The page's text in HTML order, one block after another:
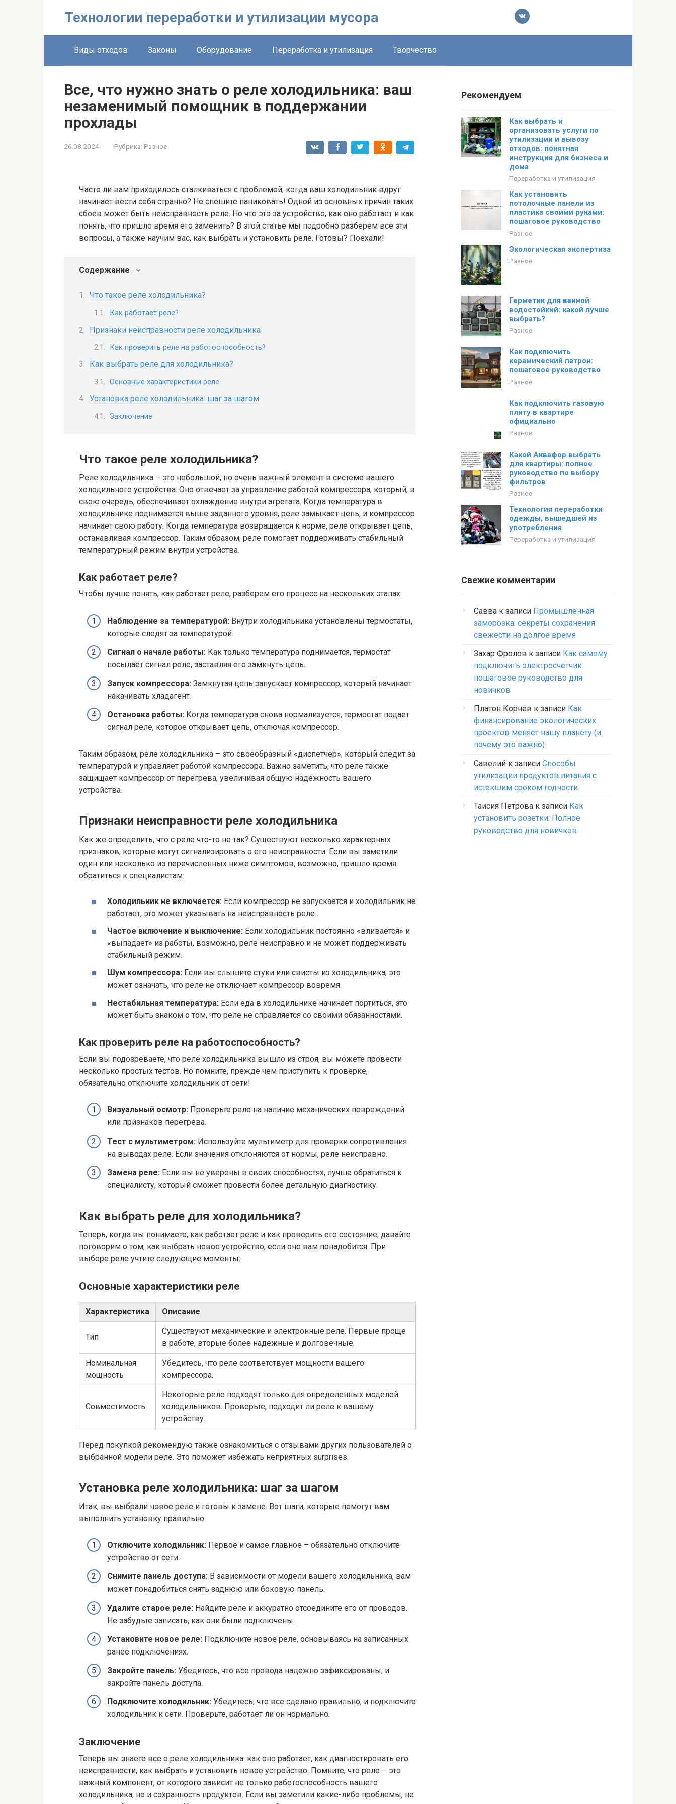
Технологии переработки и утилизации мусора
Виды отходов Законы Оборудование Переработка и утилизация Творчество
Все, что нужно знать о реле холодильника: ваш
незаменимый помощник в поддержании
прохлады
26.08.2024 Рубрика: Разное
Часто ли вам приходилось сталкиваться с проблемой, когда ваш холодильник вдруг
начинает вести себя странно? Не спешите паниковать! Одной из основных причин таких
сбоев может быть неисправность реле. Но что это за устройство, как оно работает и как
понять, что пришло время его заменить? В этой статье мы подробно разберем все эти
вопросы, а также научим вас, как выбрать и установить реле. Готовы? Поехали!
Содержание
Что такое реле холодильника?
Как работает реле?
Признаки неисправности реле холодильника
Как проверить реле на работоспособность?
Как выбрать реле для холодильника?
Основные характеристики реле
Установка реле холодильника: шаг за шагом
Заключение
Что такое реле холодильника?
Реле холодильника – это небольшой, но очень важный элемент в системе вашего
холодильного устройства. Оно отвечает за управление работой компрессора, который, в
свою очередь, обеспечивает охлаждение внутри агрегата. Когда температура в
холодильнике поднимается выше заданного уровня, реле замыкает цепь, и компрессор
начинает свою работу. Когда температура возвращается к норме, реле открывает цепь,
останавливая компрессор. Таким образом, реле помогает поддерживать стабильный
температурный режим внутри устройства.
Как работает реле?
Чтобы лучше понять, как работает реле, разберем его процесс на нескольких этапах:
Наблюдение за температурой: Внутри холодильника установлены термостаты,
которые следят за температурой.
Сигнал о начале работы: Как только температура поднимается, термостат
посылает сигнал реле, заставляя его замкнуть цепь.
Запуск компрессора: Замкнутая цепь запускает компрессор, который начинает
накачивать хладагент.
Остановка работы: Когда температура снова нормализуется, термостат подает
сигнал реле, которое открывает цепь, отключая компрессор.
Таким образом, реле холодильника – это своеобразный «диспетчер», который следит за
температурой и управляет работой компрессора. Важно заметить, что реле также
защищает компрессор от перегрева, увеличивая общую надежность вашего
устройства.
Признаки неисправности реле холодильника
Как же определить, что с реле что-то не так? Существуют несколько характерных
признаков, которые могут сигнализировать о его неисправности. Если вы заметили
один или несколько из перечисленных ниже симптомов, возможно, пришло время
обратиться к специалистам:
Холодильник не включается: Если компрессор не запускается и холодильник не
работает, это может указывать на неисправность реле.
Частое включение и выключение: Если холодильник постоянно «вливается» и
«выпадает» из работы, возможно, реле неисправно и не может поддерживать
стабильный режим.
Шум компрессора: Если вы слышите стуки или свисты из холодильника, это
может означать, что реле не отключает компрессор вовремя.
Нестабильная температура: Если еда в холодильнике начинает портиться, это
может быть знаком о том, что реле не справляется со своими обязанностями.
Как проверить реле на работоспособность?
Если вы подозреваете, что реле холодильника вышло из строя, вы можете провести
несколько простых тестов. Но помните, прежде чем приступить к проверке,
обязательно отключите холодильник от сети!
Визуальный осмотр: Проверьте реле на наличие механических повреждений
или признаков перегрева.
Тест с мультиметром: Используйте мультиметр для проверки сопротивления
на выводах реле. Если значения отклоняются от нормы, реле неисправно.
Замена реле: Если вы не уверены в своих способностях, лучше обратиться к
специалисту, который сможет провести более детальную диагностику.
Как выбрать реле для холодильника?
Теперь, когда вы понимаете, как работает реле и как проверить его состояние, давайте
поговорим о том, как выбрать новое устройство, если оно вам понадобится. При
выборе реле учтите следующие моменты:
Основные характеристики реле
Характеристика Описание
Тип
Существуют механические и электронные реле. Первые проще
в работе, вторые более надежные и долговечные.
Номинальная
мощность
Убедитесь, что реле соответствует мощности вашего
компрессора.
Совместимость
Некоторые реле подходят только для определенных моделей
холодильников. Проверьте, подходит ли реле к вашему
устройству.
Перед покупкой рекомендую также ознакомиться с отзывами других пользователей о
выбранной модели реле. Это поможет избежать неприятных surprises.
Установка реле холодильника: шаг за шагом
Итак, вы выбрали новое реле и готовы к замене. Вот шаги, которые помогут вам
выполнить установку правильно:
Отключите холодильник: Первое и самое главное – обязательно отключите
устройство от сети.
Снимите панель доступа: В зависимости от модели вашего холодильника, вам
может понадобиться снять заднюю или боковую панель.
Удалите старое реле: Найдите реле и аккуратно отсоедините его от проводов.
Не забудьте записать, как они были подключены.
Установите новое реле: Подключите новое реле, основываясь на записанных
ранее подключениях.
Закройте панель: Убедитесь, что все провода надежно зафиксированы, и
закройте панель доступа.
Подключите холодильник: Убедитесь, что все сделано правильно, и подключите
холодильник к сети. Проверьте, работает ли он нормально.
Заключение
Теперь вы знаете все о реле холодильника: как оно работает, как диагностировать его
неисправности, как выбрать и установить новое устройство. Помните, что реле – это
важный компонент, от которого зависит не только работоспособность вашего
холодильника, но и сохранность продуктов. Если вы заметили какие-либо проблемы, не
Рекомендуем
Как выбрать и
организовать услуги по
утилизации и вывозу
отходов: понятная
инструкция для бизнеса и
дома
Переработка и утилизация
Как установить
потолочные панели из
пластика своими руками:
пошаговое руководство
Разное
Экологическая экспертиза
Разное
Герметик для ванной
водостойкий: какой лучше
выбрать?
Разное
Как подключить
керамический патрон:
пошаговое руководство
Разное
Как подключить газовую
плиту в квартире
официально
Разное
Какой Аквафор выбрать
для квартиры: полное
руководство по выбору
фильтров
Разное
Технология переработки
одежды, вышедшей из
употребления
Переработка и утилизация
Свежие комментарии
Савва к записи Промышленная
заморозка: секреты сохранения
свежести на долгое время
Захар Фролов к записи Как самому
подключить электросчетчик:
пошаговое руководство для
новичков
Платон Корнев к записи Как
финансирование экологических
проектов меняет нашу планету (и
почему это важно)
Савелий к записи Способы
утилизации продуктов питания с
истекшим сроком годности
Таисия Петрова к записи Как
установить розетки: Полное
руководство для новичков